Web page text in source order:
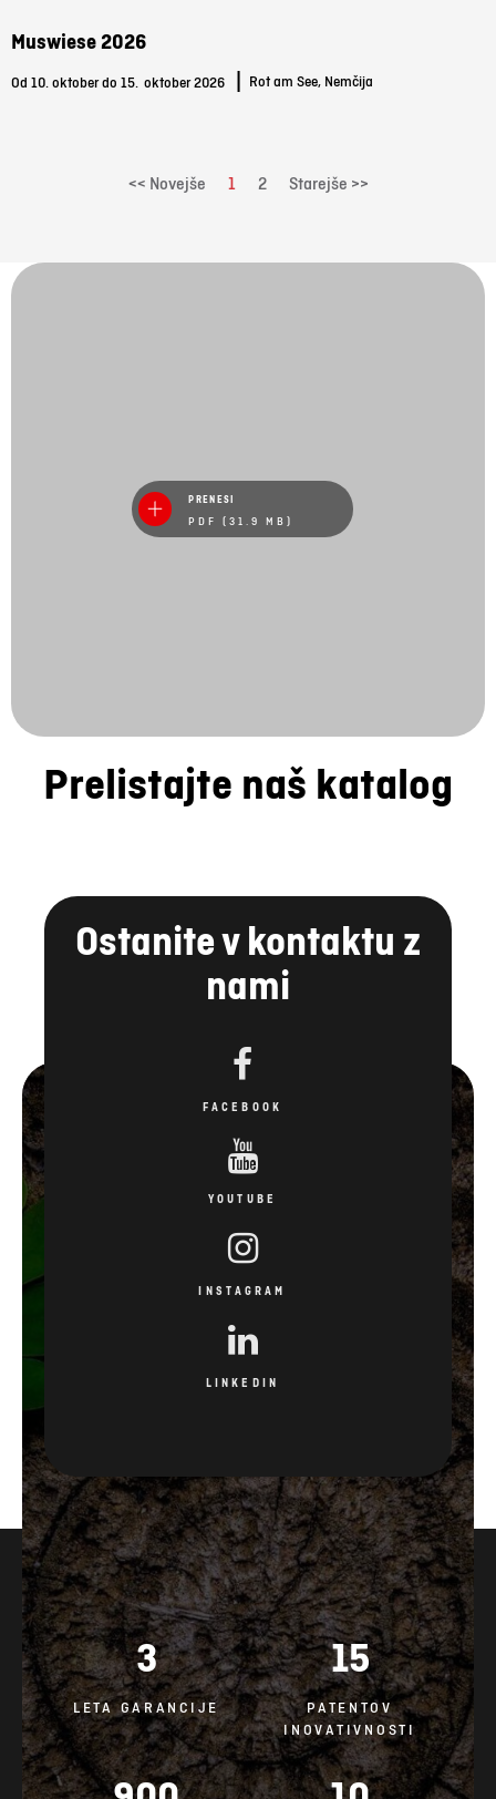
Muswiese 2026
Od 10. oktober do 15. oktober 2026 Rot am See, Nemčija
<< Novejše 1 2 Starejše >>
PRENESI
PDF (31.9 MB)
Prelistajte naš katalog
Ostanite v kontaktu z
nami
FACEBOOK
YOUTUBE
INSTAGRAM
LINKEDIN
3
LETA GARANCIJE
15
PATENTOV
INOVATIVNOSTI